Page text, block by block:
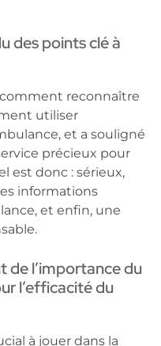
des points clé à
reconnaître
utiliser
et a souligné
précieux pour
est donc : sérieux,
informations
et enfin, une
de l’importance du
l’efficacité du
à jouer dans la